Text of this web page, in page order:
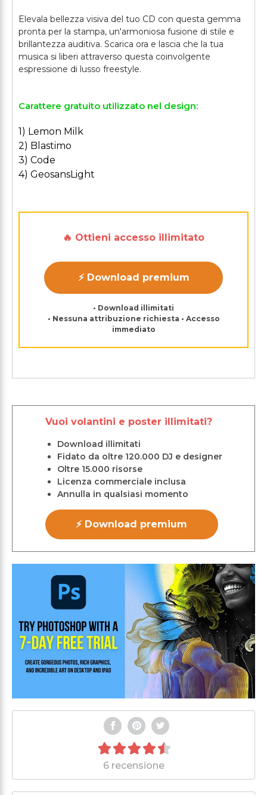
Elevala bellezza visiva del tuo CD con questa gemma
pronta per la stampa, un'armoniosa fusione di stile e
brillantezza auditiva. Scarica ora e lascia che la tua
musica si liberi attraverso questa coinvolgente
Carattere gratuito utilizzato nel design:
1) Lemon Milk
2) Blastimo
3) Code
4) GeosansLight
🔥 Ottieni accesso illimitato
⚡ Download premium
• Download illimitati
• Nessuna attribuzione richiesta • Accesso
immediato
Vuoi volantini e poster illimitati?
Download illimitati
Fidato da oltre 120.000 DJ e designer
Oltre 15.000 risorse
Licenza commerciale inclusa
Annulla in qualsiasi momento
⚡ Download premium
6 recensione